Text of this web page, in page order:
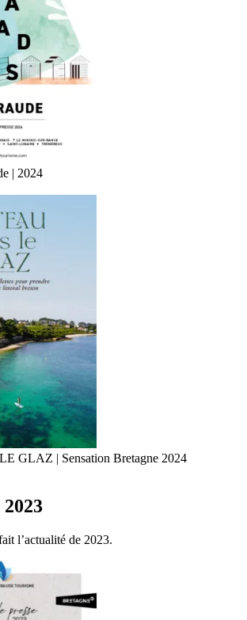
| 2024
GLAZ | Sensation Bretagne 2024
l’actualité de 2023.